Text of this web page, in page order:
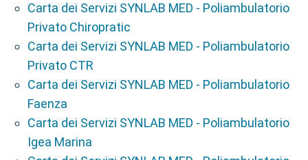
Carta dei Servizi SYNLAB MED - Poliambulatorio
Privato Chiropratic
Carta dei Servizi SYNLAB MED - Poliambulatorio
Privato CTR
Carta dei Servizi SYNLAB MED - Poliambulatorio
Faenza
Carta dei Servizi SYNLAB MED - Poliambulatorio
Igea Marina